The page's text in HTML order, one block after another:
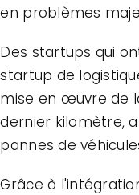
en problèmes
Des startups qui
startup de
mise en œuvre de
dernier kilomètre,
pannes de
Grâce à